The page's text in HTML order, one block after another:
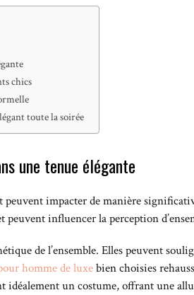
chics
toute la soirée
une tenue élégante
impacter de manière
influencer la perception
de l’ensemble. Elles peuvent
homme de luxebien choisies
idéalement un costume, offrant une